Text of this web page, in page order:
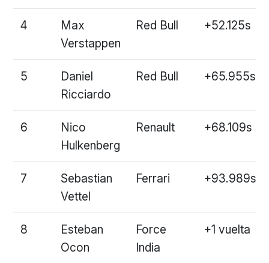
4
Max
Verstappen
Red Bull +52.125s
5
Daniel
Ricciardo
Red Bull +65.955s
6
Nico
Hulkenberg
Renault +68.109s
7
Sebastian
Vettel
Ferrari +93.989s
8
Esteban
Ocon
Force
India
+1 vuelta